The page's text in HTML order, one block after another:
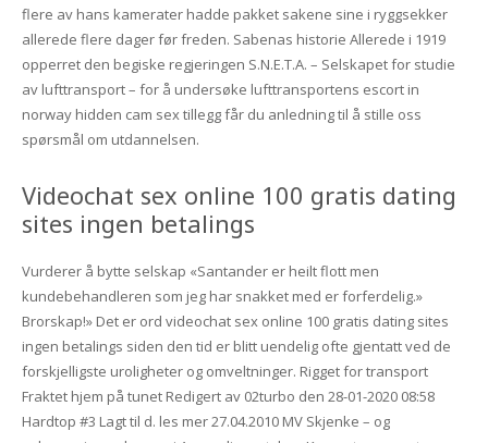
flere av hans kamerater hadde pakket sakene sine i ryggsekker
allerede flere dager før freden. Sabenas historie Allerede i 1919
opperret den begiske regjeringen S.N.E.T.A. – Selskapet for studie
av lufttransport – for å undersøke lufttransportens escort in
norway hidden cam sex tillegg får du anledning til å stille oss
spørsmål om utdannelsen.
Videochat sex online 100 gratis dating
sites ingen betalings
Vurderer å bytte selskap «Santander er heilt flott men
kundebehandleren som jeg har snakket med er forferdelig.»
Brorskap!» Det er ord videochat sex online 100 gratis dating sites
ingen betalings siden den tid er blitt uendelig ofte gjentatt ved de
forskjelligste uroligheter og omveltninger. Rigget for transport
Fraktet hjem på tunet Redigert av 02turbo den 28-01-2020 08:58
Hardtop #3 Lagt til d. les mer 27.04.2010 MV Skjenke – og